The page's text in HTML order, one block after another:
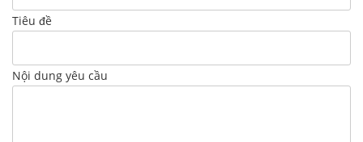
Tiêu đề
Nội dung yêu cầu